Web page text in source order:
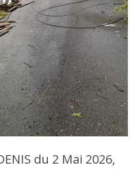
du 2 Mai 2026,